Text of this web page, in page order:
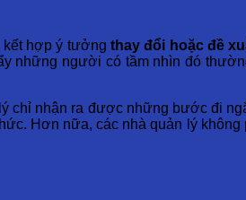
kết hợp ý tưởngthay đổi hoặc đề
những người có tầm nhìn đó
chỉ nhận ra được những bước đi
Hơn nữa, các nhà quản lý